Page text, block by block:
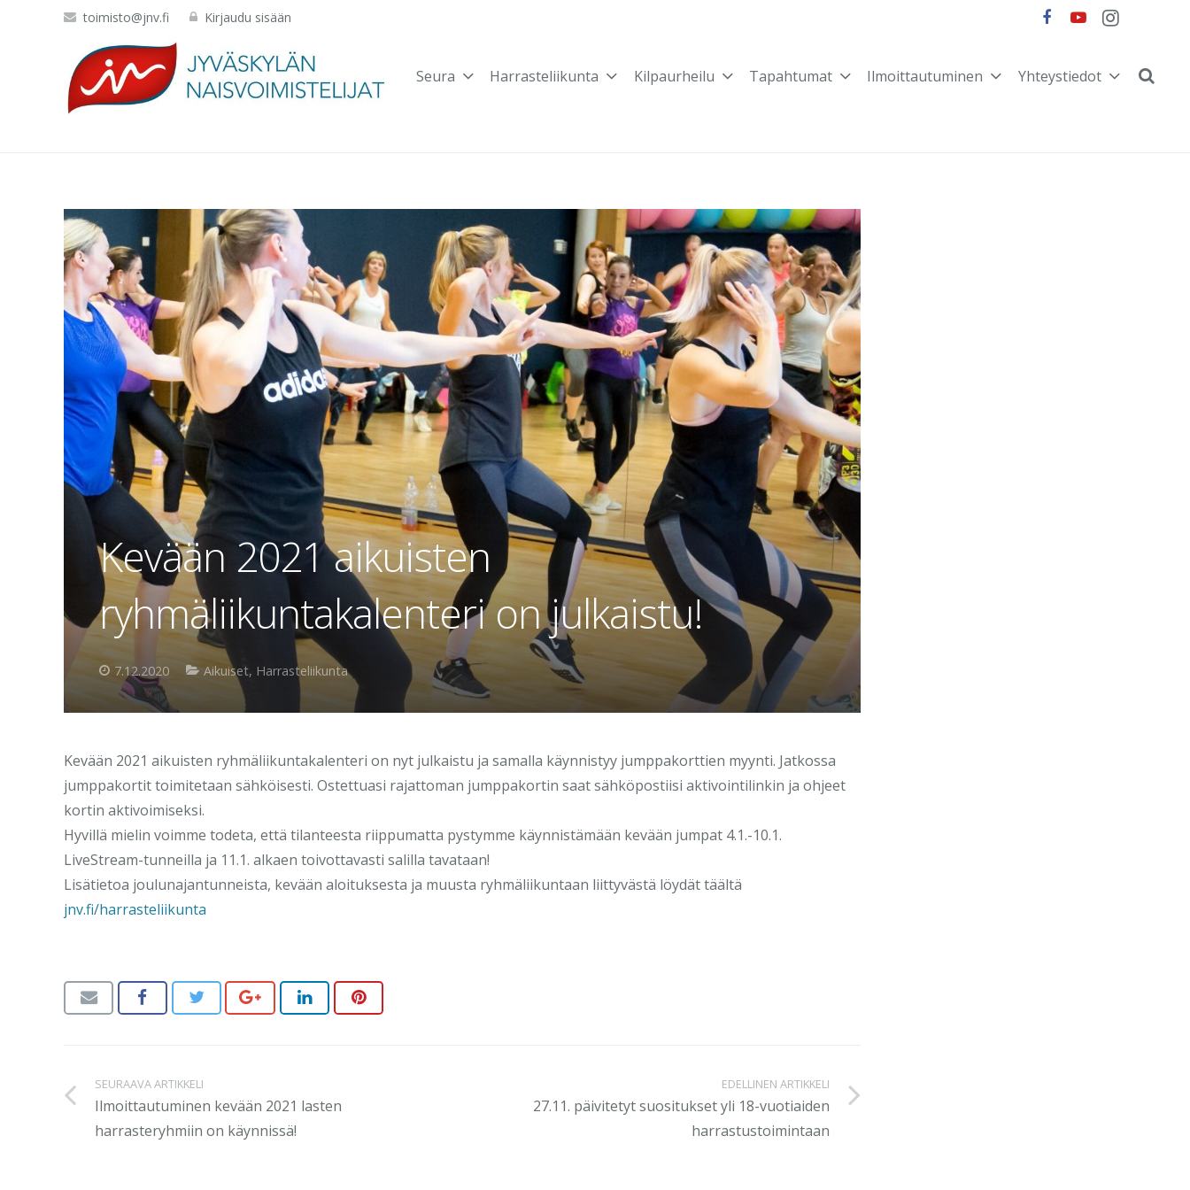
toimisto@jnv.fi Kirjaudu sisään
Seura Harrasteliikunta Kilpaurheilu Tapahtumat Ilmoittautuminen Yhteystiedot
Kevään 2021 aikuisten
ryhmäliikuntakalenteri on julkaistu!
7.12.2020 Aikuiset, Harrasteliikunta
Kevään 2021 aikuisten ryhmäliikuntakalenteri on nyt julkaistu ja samalla käynnistyy jumppakorttien myynti. Jatkossa
jumppakortit toimitetaan sähköisesti. Ostettuasi rajattoman jumppakortin saat sähköpostiisi aktivointilinkin ja ohjeet
kortin aktivoimiseksi.
Hyvillä mielin voimme todeta, että tilanteesta riippumatta pystymme käynnistämään kevään jumpat 4.1.-10.1.
LiveStream-tunneilla ja 11.1. alkaen toivottavasti salilla tavataan!
Lisätietoa joulunajantunneista, kevään aloituksesta ja muusta ryhmäliikuntaan liittyvästä löydät täältä
jnv.fi/harrasteliikunta
EDELLINEN ARTIKKELI
27.11. päivitetyt suositukset yli 18-vuotiaiden
harrastustoimintaan
SEURAAVA ARTIKKELI
Ilmoittautuminen kevään 2021 lasten
harrasteryhmiin on käynnissä!